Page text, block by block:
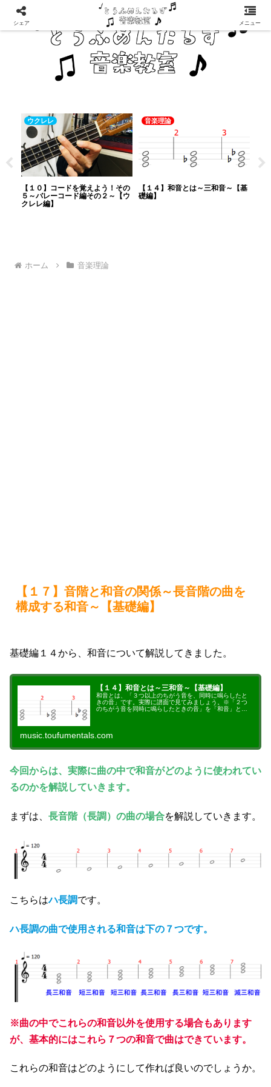
ウクレレ
【１０】コードを覚えよう！その
５～バレーコード編その２～【ウ
クレレ編】
音楽理論
【１４】和音とは～三和音～【基
礎編】
ホーム 音楽理論
【１７】音階と和音の関係～長音階の曲を
構成する和音～【基礎編】
基礎編１４から、和音について解説してきました。
【１４】和音とは～三和音～【基礎編】
和音とは、「３つ以上のちがう音を、同時に鳴らしたと
きの音」です。実際に譜面で見てみましょう。※「２つ
のちがう音を同時に鳴らしたときの音」を「和音」と判
music.toufumentals.com
今回からは、実際に曲の中で和音がどのように使われてい
るのかを解説していきます。
まずは、 長音階（長調）の曲の場合を解説していきます。
こちらはハ長調です。
ハ長調の曲で使用される和音は下の７つです。
※曲の中でこれらの和音以外を使用する場合もあります
が、基本的にはこれら７つの和音で曲はできています。
これらの和音はどのようにして作れば良いのでしょうか。
シェア メニュー